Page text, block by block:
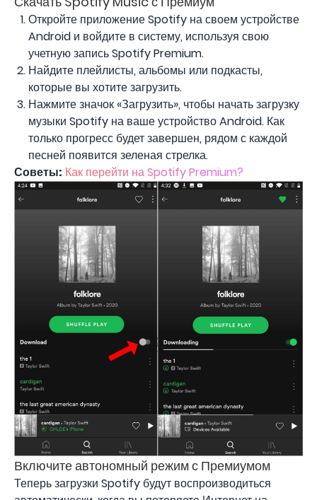
Откройте приложение Spotify на своем устройстве
Android и войдите в систему, используя свою
учетную запись Spotify Premium.
Найдите плейлисты, альбомы или подкасты,
которые вы хотите загрузить.
Нажмите значок «Загрузить», чтобы начать загрузку
музыки Spotify на ваше устройство Android. Как
только прогресс будет завершен, рядом с каждой
песней появится зеленая стрелка.
Советы: Как перейти на Spotify Premium?
Включите автономный режим с Премиумом
Теперь загрузки Spotify будут воспроизводиться